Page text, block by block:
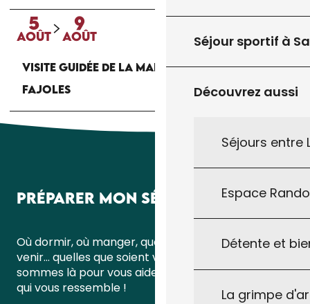
Séjour sportif à
Découvrez aussi
Séjours entre
Espace
Détente et
La grimpe
5
AOÛT
9
AOÛT
VISITE GUIDÉE DE LA MAISON DU PIAGE À
FAJOLES
PRÉPARER MON SÉJOUR
Où dormir, où manger, quoi faire ou comment
venir… quelles que soient vos questions, nous
sommes là pour vous aider à organiser un séjour
qui vous ressemble !